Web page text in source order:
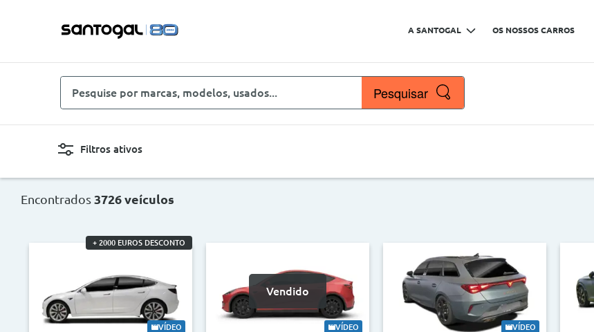
A SANTOGAL OS NOSSOS CARROS
Pesquise
por
usados...
Pesquisar
Filtros ativos
Novo, Usado, ... Carroçaria Marcas
< >
0€ 130.000€
Ano
< >
2013 2026
Quilómetros
<
0km
Encontrados 3726 veículos
+ 2000 EUROS DESCONTO
VÍDEO
Vendido
VÍDEO VÍDEO